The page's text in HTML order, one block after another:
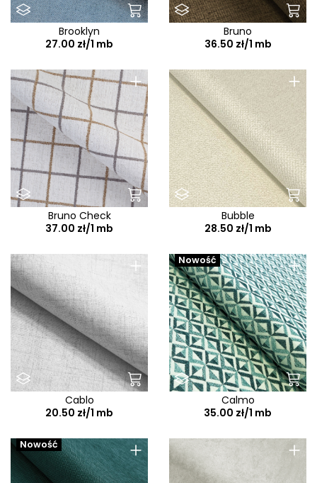
Brooklyn
27.00 zł/1 mb
Bruno
36.50 zł/1 mb
+
Bruno Check
37.00 zł/1 mb
+
Bubble
28.50 zł/1 mb
+
Cablo
20.50 zł/1 mb
+
Nowość
Calmo
35.00 zł/1 mb
+
Nowość +